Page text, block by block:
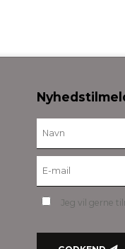
Jeg vil gerne